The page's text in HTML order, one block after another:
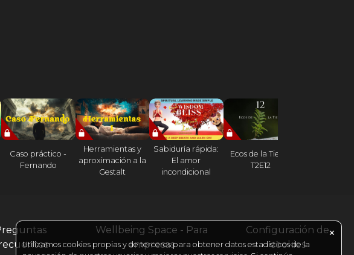
Caso práctico -
Fernando
Herramientas y
aproximación a la
Gestalt
Sabiduría rápida:
El amor
incondicional
Ecos de la Tierra
T2E12
Wellbeing Space - Para
empresas
Configuración de
cookies
✕
Utilizamos cookies propias y de terceros para obtener datos estadísticos de la